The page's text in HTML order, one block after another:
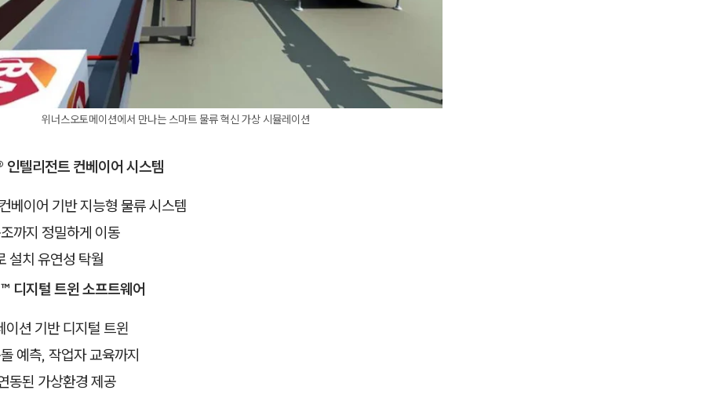
위너스오토메이션에서 만나는 스마트 물류 혁신 가상 시뮬레이션
텔리전트 컨베이어 시스템
베이어 기반 지능형 물류 시스템
까지 정밀하게 이동
설치 유연성 탁월
지털 트윈 소프트웨어
이션 기반 디지털 트윈
예측, 작업자 교육까지
동된 가상환경 제공